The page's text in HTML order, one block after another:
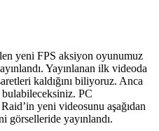
yeni FPS aksiyon oyunumuz
Yayınlanan ilk videoda
kaldığını biliyoruz. Anca
bulabileceksiniz. PC
yeni videosunu aşağıdan
görselleride yayınlandı.